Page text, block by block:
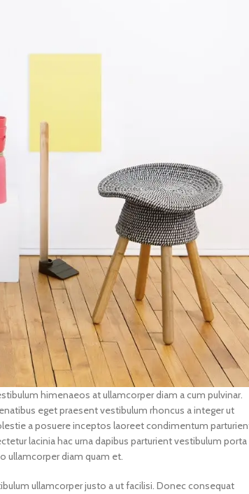
himenaeos at ullamcorper diam a cum pulvinar.
eget praesent vestibulum rhoncus a integer ut
a posuere inceptos laoreet condimentum
lacinia hac urna dapibus parturient vestibulum porta
ullamcorper diam quam et.
ullamcorper justo a ut facilisi. Donec consequat